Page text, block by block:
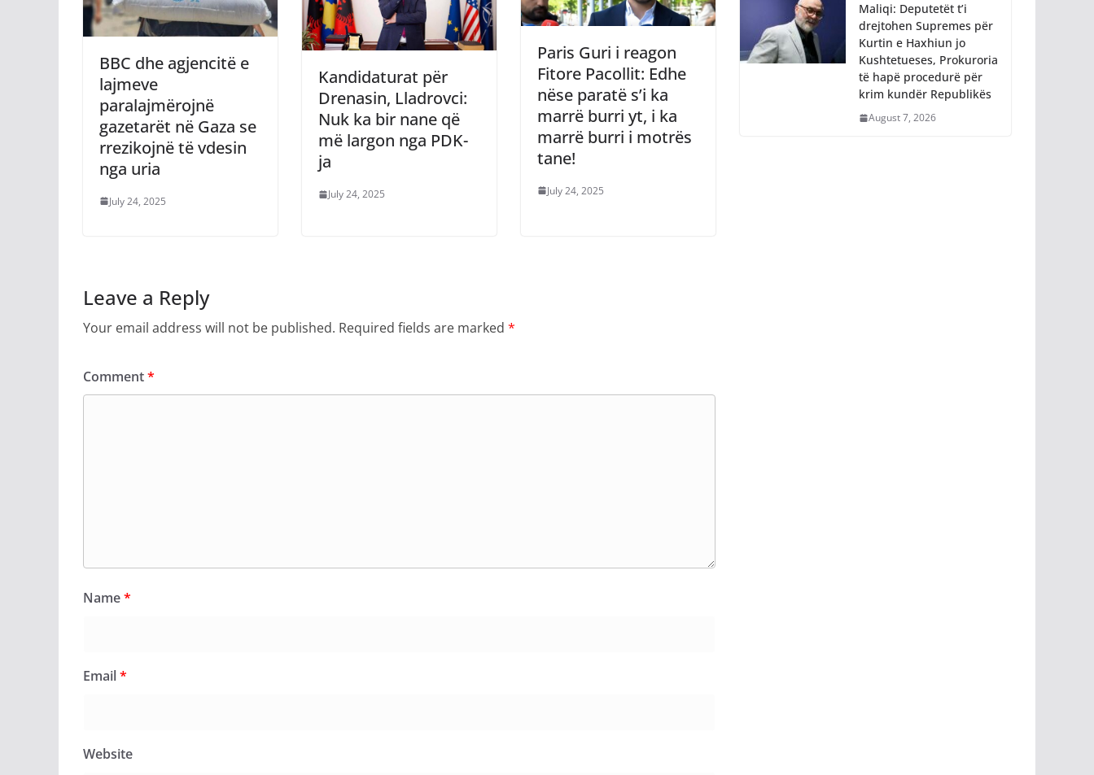
BBC dhe agjencitë e
lajmeve
paralajmërojnë
gazetarët në Gaza se
rrezikojnë të vdesin
nga uria
July 24, 2025
Kandidaturat për
Drenasin, Lladrovci:
Nuk ka bir nane që
më largon nga PDK-
ja
July 24, 2025
Paris Guri i reagon
Fitore Pacollit: Edhe
nëse paratë s’i ka
marrë burri yt, i ka
marrë burri i motrës
tane!
July 24, 2025
Leave a Reply
Your email address will not be published. Required fields are marked *
Comment*
Name*
Email*
Website
Maliqi: Deputetët t’i
drejtohen Supremes për
Kurtin e Haxhiun jo
Kushtetueses, Prokuroria
të hapë procedurë për
krim kundër Republikës
August 7, 2026